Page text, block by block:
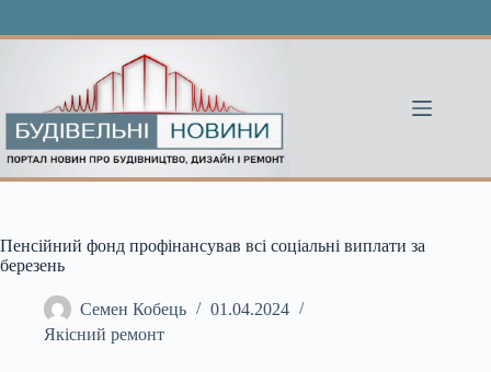
Пенсійний фонд профінансував всі соціальні виплати за
березень
Семен Кобець
01.04.2024
Якісний ремонт